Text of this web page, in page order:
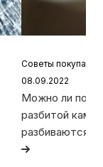
Советы
08.09.2022
Можно ли
разбитой
разбиваются